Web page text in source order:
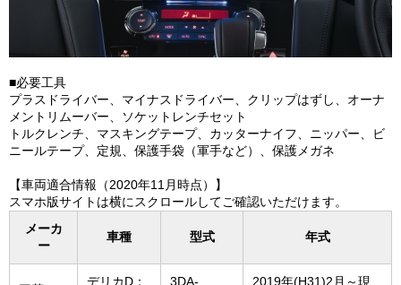
■必要工具
プラスドライバー、マイナスドライバー、クリップはずし、オーナ
メントリムーバー、ソケットレンチセット
トルクレンチ、マスキングテープ、カッターナイフ、ニッパー、ビ
ニールテープ、定規、保護手袋（軍手など）、保護メガネ
【車両適合情報（2020年11月時点）】
スマホ版サイトは横にスクロールしてご確認いただけます。
メーカ
ー
車種 型式 年式
デリカD： 3DA- 2019年(H31)2月～現